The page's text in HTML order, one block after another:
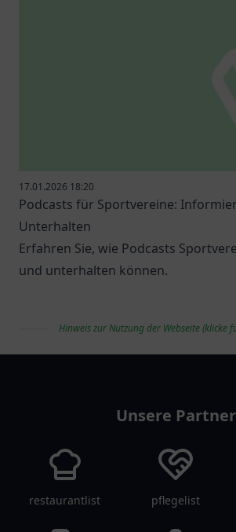
17.01.2026 18:20
Podcasts für Sportvereine:
Unterhalten
Erfahren Sie, wie Podcasts
und unterhalten können.
Hinweis zur Nutzung der Webseite (klicke
Unsere Partner
restaurantlist pflegelist